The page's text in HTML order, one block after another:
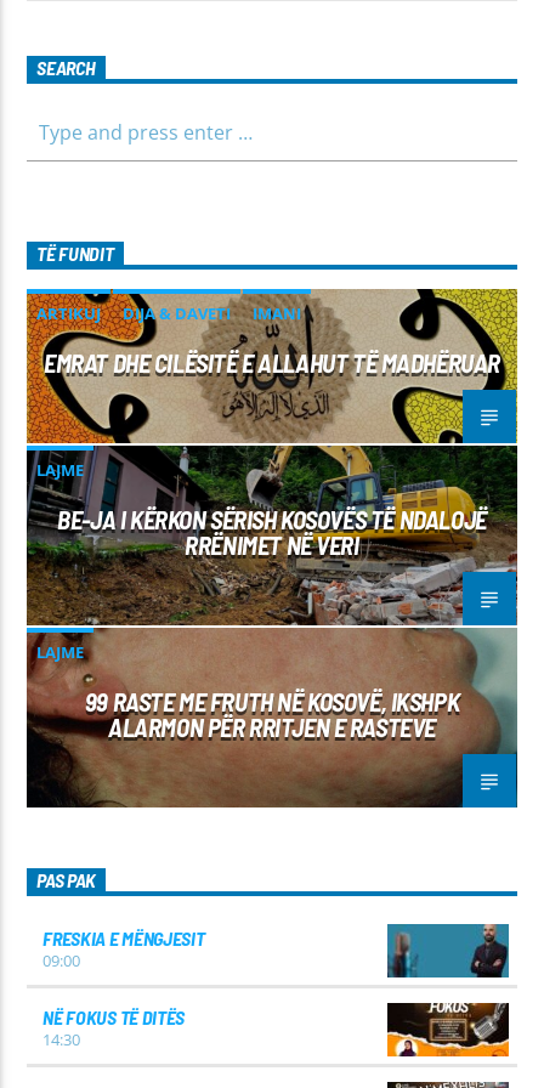
SEARCH
TË FUNDIT
ARTIKUJ DIJA & DAVETI IMANI
EMRAT DHE CILËSITË E ALLAHUT TË MADHËRUAR
LAJME
BE-JA I KËRKON SËRISH KOSOVËS TË NDALOJË
RRËNIMET NË VERI
LAJME
99 RASTE ME FRUTH NË KOSOVË, IKSHPK
ALARMON PËR RRITJEN E RASTEVE
PAS PAK
FRESKIA E MËNGJESIT
09:00
NË FOKUS TË DITËS
14:30